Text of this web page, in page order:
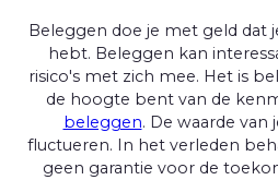
Beleggen doe je met geld dat
hebt. Beleggen kan
risico's met zich mee. Het is
de hoogte bent van de
beleggen. De waarde
fluctueren. In het verleden
geen garantie voor de